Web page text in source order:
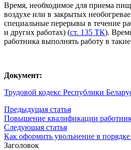
Время, необходимое для приема
воздухе или в закрытых
специальные перерывы в течение
и других работах) (ст. 135 ТК).
работника выполнять работу в
Документ:
Трудовой кодекс Республики
Предыдущая статья
Повышение квалификации
Следующая статья
Как оформить увольнение в
Заголовок